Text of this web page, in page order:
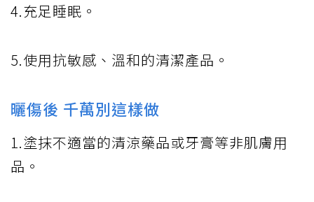
4.充足睡眠。
5.使用抗敏感、溫和的清潔產品。
曬傷後 千萬別這樣做
1.塗抹不適當的清涼藥品或牙膏等非肌膚用
品。